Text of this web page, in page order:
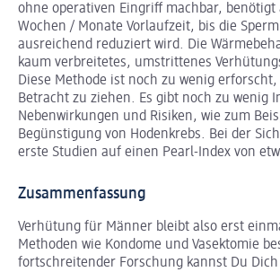
ohne operativen Eingriff machbar, benötigt
Wochen / Monate Vorlaufzeit, bis die
ausreichend reduziert wird. Die
kaum verbreitetes, umstrittenes
Diese Methode ist noch zu wenig
Betracht zu ziehen. Es gibt noch zu wenig
Nebenwirkungen und Risiken, wie zum
Begünstigung von Hodenkrebs. Bei der
erste Studien auf einen Pearl-Index von
Zusammenfassung
Verhütung für Männer bleibt also erst
Methoden wie Kondome und Vasektomie
fortschreitender Forschung kannst Du Dich